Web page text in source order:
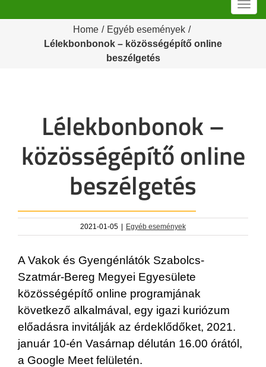
Home / Egyéb események /
Lélekbonbonok – közösségépítő online
beszélgetés
Lélekbonbonok –
közösségépítő online
beszélgetés
2021-01-05 | Egyéb események
A Vakok és Gyengénlátók Szabolcs-
Szatmár-Bereg Megyei Egyesülete
közösségépítő online programjának
következő alkalmával, egy igazi kuriózum
előadásra invitálják az érdeklődőket, 2021.
január 10-én Vasárnap délután 16.00 órától,
a Google Meet felületén.